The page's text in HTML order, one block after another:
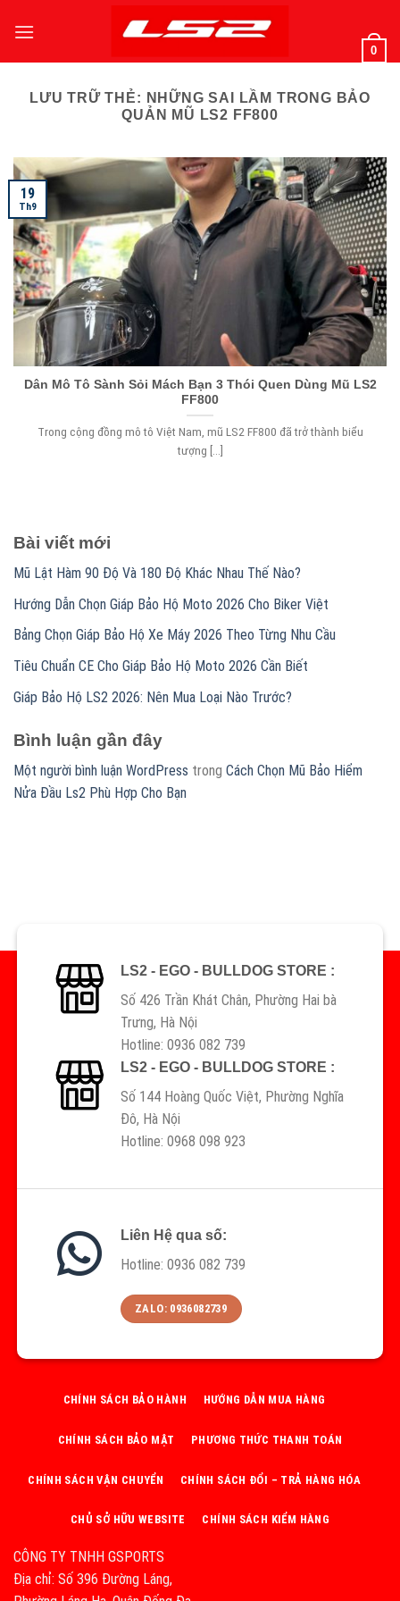
qua
0
LƯU TRỮ THẺ: NHỮNG SAI LẦM TRONG BẢO
QUẢN MŨ LS2 FF800
Dân Mô Tô Sành Sỏi Mách Bạn 3 Thói Quen Dùng Mũ LS2
FF800
Trong cộng đồng mô tô Việt Nam, mũ LS2 FF800 đã trở thành biểu
tượng [...]
19
Th9
Bài viết mới
Mũ Lật Hàm 90 Độ Và 180 Độ Khác Nhau Thế Nào?
Hướng Dẫn Chọn Giáp Bảo Hộ Moto 2026 Cho Biker Việt
Bảng Chọn Giáp Bảo Hộ Xe Máy 2026 Theo Từng Nhu Cầu
Tiêu Chuẩn CE Cho Giáp Bảo Hộ Moto 2026 Cần Biết
Giáp Bảo Hộ LS2 2026: Nên Mua Loại Nào Trước?
Bình luận gần đây
Một người bình luận WordPress trong Cách Chọn Mũ Bảo Hiểm
Nửa Đầu Ls2 Phù Hợp Cho Bạn
LS2 - EGO - BULLDOG STORE :
Số 426 Trần Khát Chân, Phường Hai bà
Trưng, Hà Nội
Hotline: 0936 082 739
LS2 - EGO - BULLDOG STORE :
Số 144 Hoàng Quốc Việt, Phường Nghĩa
Đô, Hà Nội
Hotline: 0968 098 923
Liên Hệ qua số:
Hotline: 0936 082 739
ZALO: 0936082739
CÔNG TY TNHH GSPORTS
Địa chỉ: Số 396 Đường Láng,
CHÍNH SÁCH BẢO HÀNH HƯỚNG DẪN MUA HÀNG
CHÍNH SÁCH BẢO MẬT PHƯƠNG THỨC THANH TOÁN
CHÍNH SÁCH VẬN CHUYỂN CHÍNH SÁCH ĐỔI – TRẢ HÀNG HÓA
CHỦ SỞ HỮU WEBSITE CHÍNH SÁCH KIỂM HÀNG